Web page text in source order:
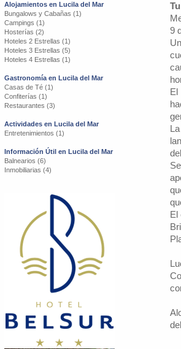
Alojamientos en Lucila del Mar
Bungalows y Cabañas (1)
Campings (1)
Hosterías (2)
Hoteles 2 Estrellas (1)
Hoteles 3 Estrellas (5)
Hoteles 4 Estrellas (1)
Gastronomía en Lucila del Mar
Casas de Té (1)
Confiterías (1)
Restaurantes (3)
Actividades en Lucila del Mar
Entretenimientos (1)
Información Útil en Lucila del Mar
Balnearios (6)
Inmobiliarias (4)
9
El
El